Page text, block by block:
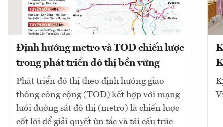
Định hướng metro và TOD chiến lược
trong phát triển đô thị bền vững
Phát triển đô thị theo định hướng giao
thông công cộng (TOD) kết hợp với mạng
lưới đường sắt đô thị (metro) là chiến lược
cốt lõi để giải quyết ùn tắc và tái cấu trúc